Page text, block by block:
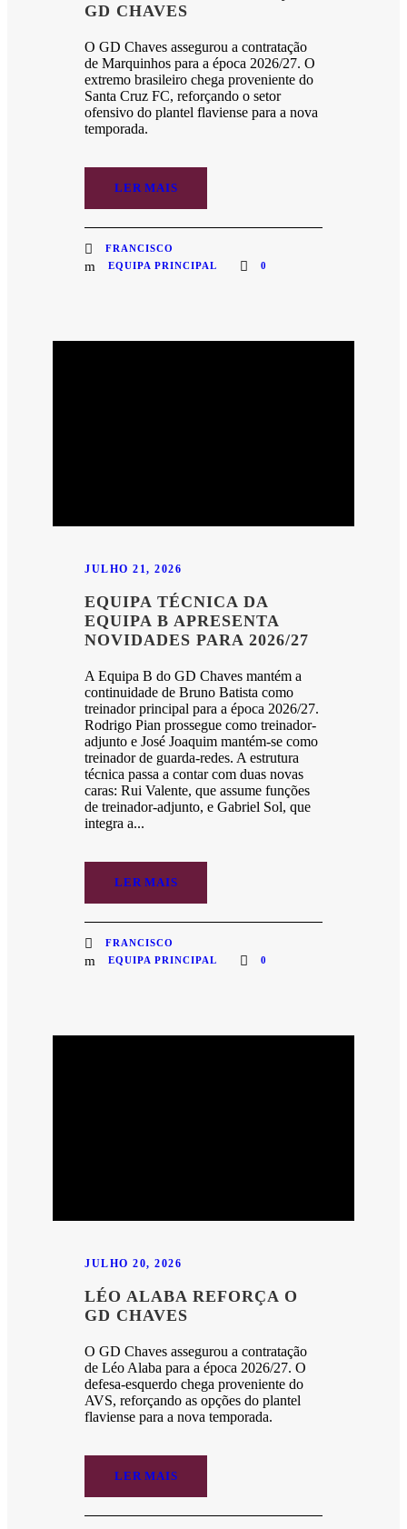
GD CHAVES
O GD Chaves assegurou a contratação
de Marquinhos para a época 2026/27. O
extremo brasileiro chega proveniente do
Santa Cruz FC, reforçando o setor
ofensivo do plantel flaviense para a nova
temporada.
LER MAIS
FRANCISCO
EQUIPA PRINCIPAL
0
JULHO 21, 2026
EQUIPA TÉCNICA DA
EQUIPA B APRESENTA
NOVIDADES PARA 2026/27
A Equipa B do GD Chaves mantém a
continuidade de Bruno Batista como
treinador principal para a época 2026/27.
Rodrigo Pian prossegue como treinador-
adjunto e José Joaquim mantém-se como
treinador de guarda-redes. A estrutura
técnica passa a contar com duas novas
caras: Rui Valente, que assume funções
de treinador-adjunto, e Gabriel Sol, que
integra a...
LER MAIS
FRANCISCO
EQUIPA PRINCIPAL
0
JULHO 20, 2026
LÉO ALABA REFORÇA O
GD CHAVES
O GD Chaves assegurou a contratação
de Léo Alaba para a época 2026/27. O
defesa-esquerdo chega proveniente do
AVS, reforçando as opções do plantel
flaviense para a nova temporada.
LER MAIS